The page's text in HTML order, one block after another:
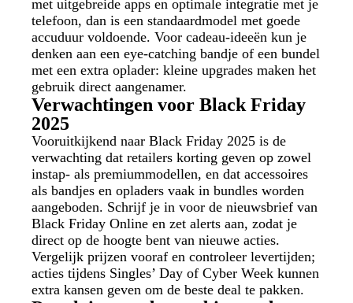
met uitgebreide apps en optimale integratie met je
telefoon, dan is een standaardmodel met goede
accuduur voldoende. Voor cadeau-ideeën kun je
denken aan een eye-catching bandje of een bundel
met een extra oplader: kleine upgrades maken het
gebruik direct aangenamer.
Verwachtingen voor Black Friday
2025
Vooruitkijkend naar Black Friday 2025 is de
verwachting dat retailers korting geven op zowel
instap- als premiummodellen, en dat accessoires
als bandjes en opladers vaak in bundles worden
aangeboden. Schrijf je in voor de nieuwsbrief van
Black Friday Online en zet alerts aan, zodat je
direct op de hoogte bent van nieuwe acties.
Vergelijk prijzen vooraf en controleer levertijden;
acties tijdens Singles’ Day of Cyber Week kunnen
extra kansen geven om de beste deal te pakken.